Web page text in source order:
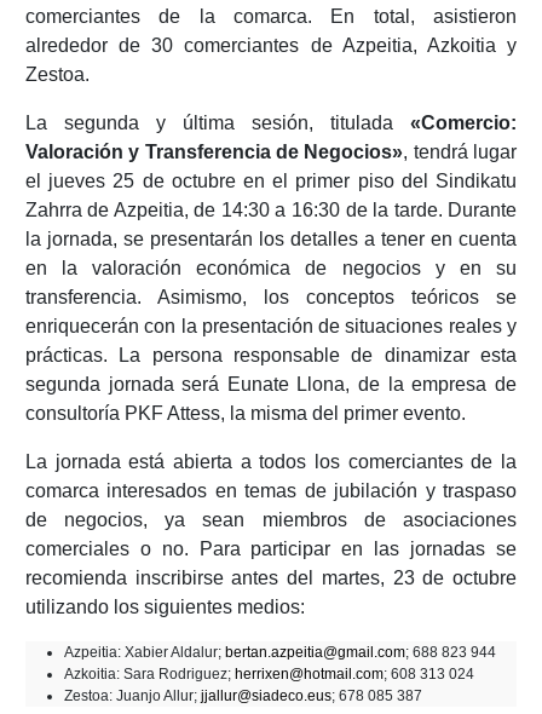
comerciantes de la comarca. En total, asistieron
alrededor de 30 comerciantes de Azpeitia, Azkoitia y
Zestoa.
La segunda y última sesión, titulada«Comercio:
Valoración y Transferencia de Negocios», tendrá lugar
el jueves 25 de octubre en el primer piso del Sindikatu
Zahrra de Azpeitia, de 14:30 a 16:30 de la tarde. Durante
la jornada, se presentarán los detalles a tener en cuenta
en la valoración económica de negocios y en su
transferencia. Asimismo, los conceptos teóricos se
enriquecerán con la presentación de situaciones reales y
prácticas. La persona responsable de dinamizar esta
segunda jornada será Eunate Llona, de la empresa de
consultoría PKF Attess, la misma del primer evento.
La jornada está abierta a todos los comerciantes de la
comarca interesados en temas de jubilación y traspaso
de negocios, ya sean miembros de asociaciones
comerciales o no. Para participar en las jornadas se
recomienda inscribirse antes del martes, 23 de octubre
utilizando los siguientes medios:
Azpeitia: Xabier Aldalur; bertan.azpeitia@gmail.com; 688 823 944
Azkoitia: Sara Rodriguez; herrixen@hotmail.com; 608 313 024
Zestoa: Juanjo Allur; jjallur@siadeco.eus; 678 085 387